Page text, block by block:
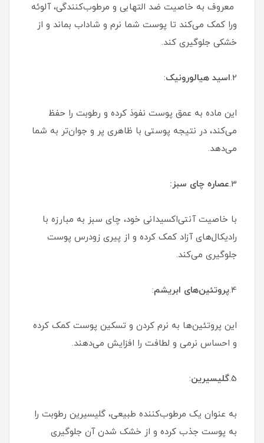
معروف به خاصیت ضد التهابی و مرطوب‌کنندگی، آلوئه
ورا کمک می‌کند تا پوست شما نرم و شاداب بماند و از
خشکی جلوگیری کند.
2. اسید هیالورونیک:
این ماده به عمق پوست نفوذ کرده و رطوبت را حفظ
می‌کند، در نتیجه پوستی با ظاهری پر و جوان‌تر به شما
می‌دهد.
3. عصاره چای سبز:
با خاصیت آنتی‌اکسیدانی خود، چای سبز به مبارزه با
رادیکال‌های آزاد کمک کرده و از پیری زودرس پوست
جلوگیری می‌کند.
4.پروتئین‌های ابریشم:
این پروتئین‌ها به نرم کردن و تسکین پوست کمک کرده
و احساس نرمی و لطافت را افزایش می‌دهند.
5.گلیسیرین:
به عنوان یک مرطوب‌کننده طبیعی، گلیسیرین رطوبت را
به پوست جذب کرده و از خشک شدن آن جلوگیری